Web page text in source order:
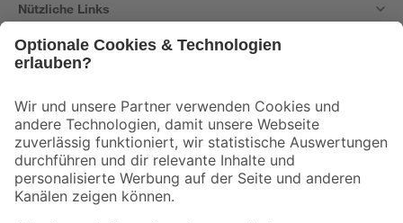
Nützliche Links
Der toom Newsletter: Keine Angebote und Aktionen mehr verpassen!
Zur Newsletter Anmeldung
Folge uns